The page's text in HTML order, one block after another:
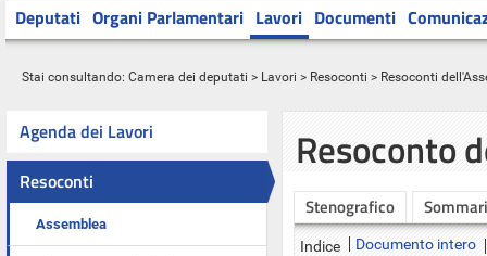
Deputati Organi Parlamentari Lavori Documenti
Stai consultando: Camera dei deputati > Lavori > Resoconti > Resoconti
Agenda dei Lavori
Resoconti
Assemblea
Resoconto
Stenografico
Indice Documento intero